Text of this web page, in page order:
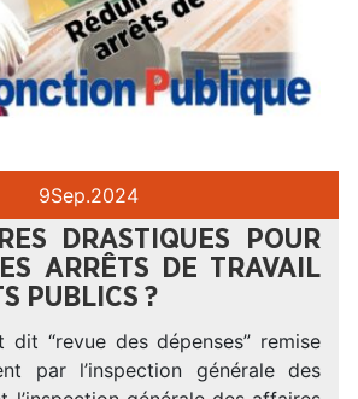
9Sep.2024
DRASTIQUES POUR
ARRÊTS DE TRAVAIL
PUBLICS ?
dit “revue des dépenses” remise
par l’inspection générale des